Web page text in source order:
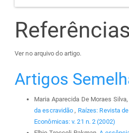
Referências
Ver no arquivo do artigo.
Artigos
Maria Aparecida De Moraes
da escravidão, Raízes: Revista
Econômicas: v. 21 n. 2 (2002)